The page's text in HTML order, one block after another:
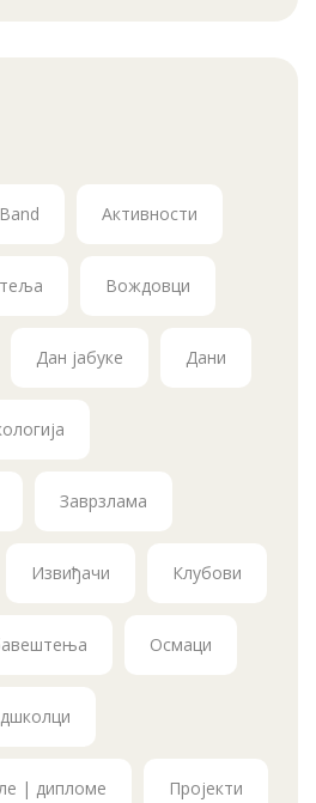
Активности
Вождовци
Дан јабуке Дани
Заврзлама
Извиђачи Клубови
Осмаци
| дипломе Пројекти